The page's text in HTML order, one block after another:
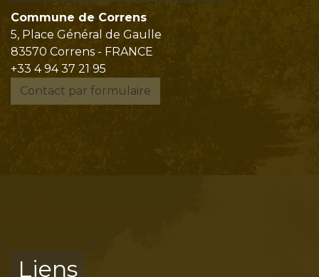
Commune de Correns
5, Place Général de Gaulle
83570 Correns - FRANCE
+33 4 94 37 21 95
Contact par formulaire
Liens